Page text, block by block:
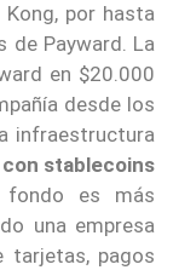
por hasta
de Payward. La
en $20.000
desde los
infraestructura
con stablecoins
es más
una empresa
tarjetas, pagos